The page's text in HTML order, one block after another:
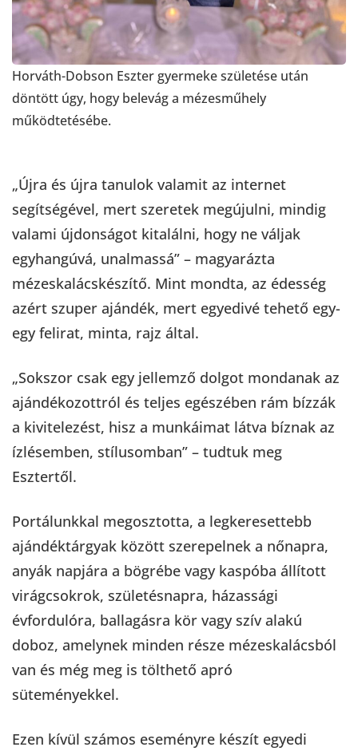
Horváth-Dobson Eszter gyermeke születése után
döntött úgy, hogy belevág a mézesműhely
működtetésébe.
„Újra és újra tanulok valamit az internet
segítségével, mert szeretek megújulni, mindig
valami újdonságot kitalálni, hogy ne váljak
egyhangúvá, unalmassá” – magyarázta
mézeskalácskészítő. Mint mondta, az édesség
azért szuper ajándék, mert egyedivé tehető egy-
egy felirat, minta, rajz által.
„Sokszor csak egy jellemző dolgot mondanak az
ajándékozottról és teljes egészében rám bízzák
a kivitelezést, hisz a munkáimat látva bíznak az
ízlésemben, stílusomban” – tudtuk meg
Esztertől.
Portálunkkal megosztotta, a legkeresettebb
ajándéktárgyak között szerepelnek a nőnapra,
anyák napjára a bögrébe vagy kaspóba állított
virágcsokrok, születésnapra, házassági
évfordulóra, ballagásra kör vagy szív alakú
doboz, amelynek minden része mézeskalácsból
van és még meg is tölthető apró
süteményekkel.
Ezen kívül számos eseményre készít egyedi